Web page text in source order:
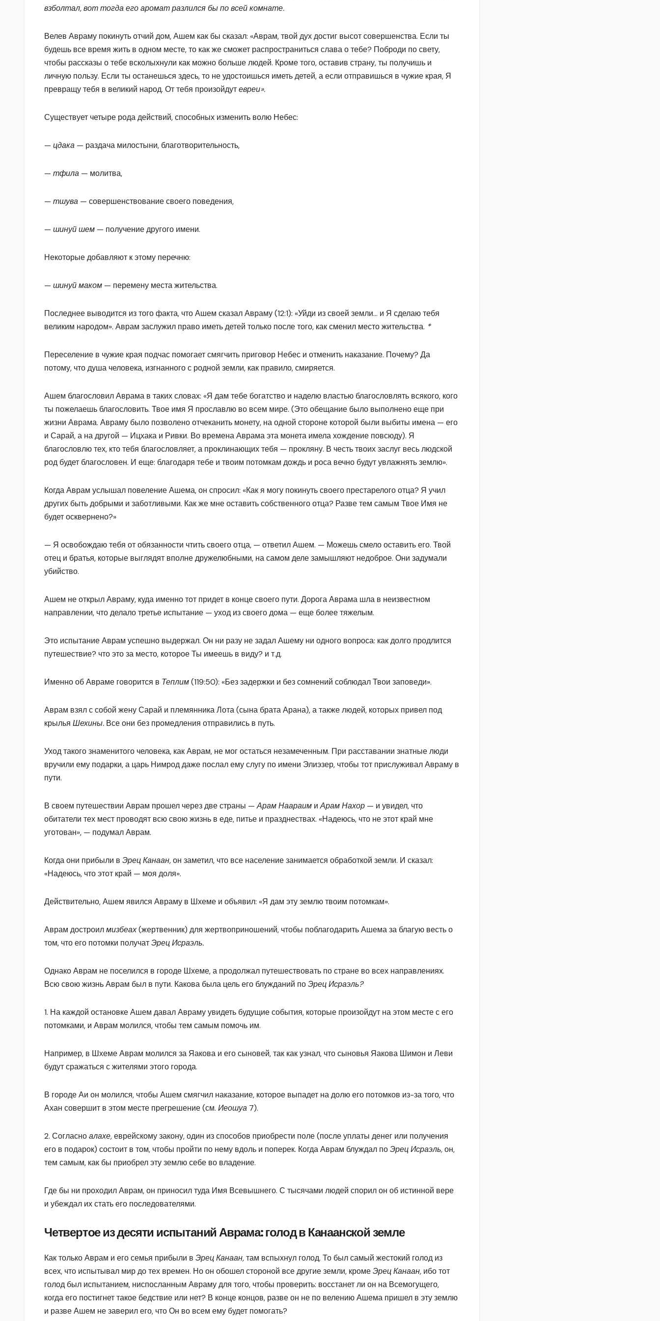
взболтал, вот тогдаего аромат разлился бы по всей комнате.
Велев Авраму покинуть отчий дом, Ашем как бы сказал: «Аврам, твой дух достиг высот совершенства. Если ты
будешь все время жить в одном месте, то как же сможет распространиться слава о тебе? Поброди по свету,
чтобы рассказы о тебе всколыхнули как можно больше людей. Кроме того, оставив страну, ты получишь и
личную пользу. Если ты останешься здесь, то не удостоишься иметь детей, а если отправишься в чужие края, Я
превращу тебя в великий народ. От тебя произойдутевреи».
Существует четыре рода действий, способных изменить волю Небес:
— цдака — раздача милостыни, благотворительность,
— тфила — молитва,
— тшува — совершенствование своего поведения,
— шинуй шем — получение другого имени.
Некоторые добавляют к этому перечню:
— шинуй маком — перемену места жительства.
Последнее выводится из того факта, что Ашем сказал Авраму (12:1): «Уйди из своей земли… и Я сделаю тебя
великим народом». Аврам заслужил право иметь детей только после того, как сменил место жительства. *
Переселение в чужие края подчас помогает смягчить приговор Небес и отменить наказание. Почему? Да
потому, что душа человека, изгнанного с родной земли, как правило, смиряется.
Ашем благословил Аврама в таких словах: «Я дам тебе богатство и наделю властью благословлять всякого, кого
ты пожелаешь благословить. Твое имя Я прославлю во всем мире. (Это обещание было выполнено еще при
жизни Аврама. Авраму было позволено отчеканить монету, на одной стороне которой были выбиты имена — его
и Сарай, а на другой — Ицхака и Ривки. Во времена Аврама эта монета имела хождение повсюду). Я
благословлю тех, кто тебя благословляет, а проклинающих тебя — прокляну. В честь твоих заслуг весь людской
род будет благословен. И еще: благодаря тебе и твоим потомкам дождь и роса вечно будут увлажнять землю».
Когда Аврам услышал повеление Ашема, он спросил: «Как я могу покинуть своего престарелого отца? Я учил
других быть добрыми и заботливыми. Как же мне оставить собственного отца? Разве тем самым Твое Имя не
будет осквернено?»
— Я освобождаю тебя от обязанности чтить своего отца, — ответил Ашем. — Можешь смело оставить его. Твой
отец и братья, которые выглядят вполне дружелюбными, на самом деле замышляют недоброе. Они задумали
убийство.
Ашем не открыл Авраму, куда именно тот придет в конце своего пути. Дорога Аврама шла в неизвестном
направлении, что делало третье испытание — уход из своего дома — еще более тяжелым.
Это испытание Аврам успешно выдержал. Он ни разу не задал Ашему ни одного вопроса: как долго продлится
путешествие? что это за место, которое Ты имеешь в виду? и т.д.
Именно об Авраме говорится в Теплим(119:50): «Без задержки и без сомнений соблюдал Твои заповеди».
Аврам взял с собой жену Сарай и племянника Лота (сына брата Арана), а также людей, которых привел под
крылья Шехины. Все они без промедления отправились в путь.
Уход такого знаменитого человека, как Аврам, не мог остаться незамеченным. При расставании знатные люди
вручили ему подарки, а царь Нимрод даже послал ему слугу по имени Элиэзер, чтобы тот прислуживал Авраму в
пути.
В своем путешествии Аврам прошел через две страны —Арам Наараим иАрам Нахор — и увидел, что
обитатели тех мест проводят всю свою жизнь в еде, питье и празднествах. «Надеюсь, что не этот край мне
уготован», — подумал Аврам.
Когда они прибыли в Эрец Канаан,он заметил, что все население занимается обработкой земли. И сказал:
«Надеюсь, что этот край — моя доля».
Действительно, Ашем явился Авраму в Шхеме и объявил: «Я дам эту землю твоим потомкам».
Аврам достроилмизбеах(жертвенник) для жертвоприношений, чтобы поблагодарить Ашема за благую весть о
том, что его потомки получатЭрец Исраэль.
Однако Аврам не поселился в городе Шхеме, а продолжал путешествовать по стране во всех направлениях.
Всю свою жизнь Аврам был в пути. Какова была цель его блужданий поЭрец Исраэль?
1. На каждой остановке Ашем давал Авраму увидеть будущие события, которые произойдут на этом месте с его
потомками, и Аврам молился, чтобы тем самым помочь им.
Например, в Шхеме Аврам молился за Яакова и его сыновей, так как узнал, что сыновья Яакова Шимон и Леви
будут сражаться с жителями этого города.
В городе Аи он молился, чтобы Ашем смягчил наказание, которое выпадет на долю его потомков из-за того, что
Ахан совершит в этом месте прегрешение (см. Иеошуа 7).
2. Согласноалахе,еврейскому закону, один из способов приобрести поле (после уплаты денег или получения
его в подарок) состоит в том, чтобы пройти по нему вдоль и поперек. Когда Аврам блуждал поЭрец Исраэль,он,
тем самым, как бы приобрел эту землю себе во владение.
Где бы ни проходил Аврам, он приносил туда Имя Всевышнего. С тысячами людей спорил он об истинной вере
и убеждал их стать его последователями.
Четвертое из десяти испытаний Аврама: голод в Канаанской земле
Как только Аврам и его семья прибыли в Эрец Канаан,там вспыхнул голод. То был самый жестокий голод из
всех, что испытывал мир до тех времен. Но он обошел стороной все другие земли, кромеЭрец Канаан, ибо тот
голод был испытанием, ниспосланным Авраму для того, чтобы проверить: восстанет ли он на Всемогущего,
когда его постигнет такое бедствие или нет? В конце концов, разве он не по велению Ашема пришел в эту землю
и разве Ашем не заверил его, что Он во всем ему будет помогать?